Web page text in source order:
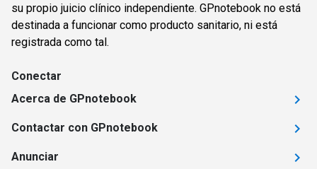
su propio juicio clínico independiente. GPnotebook no está
destinada a funcionar como producto sanitario, ni está
registrada como tal.
Conectar
Acerca de GPnotebook
Contactar con GPnotebook
Anunciar